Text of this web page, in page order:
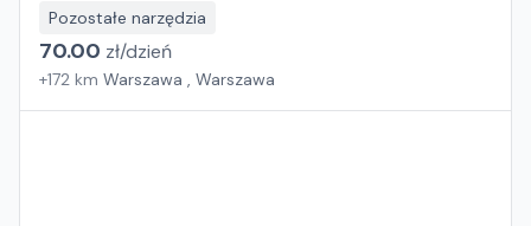
Pozostałe narzędzia
70.00 zł/dzień
+172 km Warszawa , Warszawa